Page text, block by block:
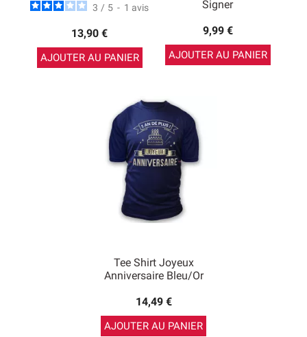
3 / 5 - 1 avis
13,90 €
AJOUTER AU PANIER
Signer
9,99 €
AJOUTER AU PANIER
Tee Shirt Joyeux
Anniversaire Bleu/Or
14,49 €
AJOUTER AU PANIER